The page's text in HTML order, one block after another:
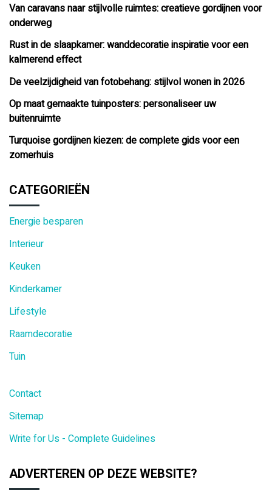
Van caravans naar stijlvolle ruimtes: creatieve gordijnen voor
onderweg
Rust in de slaapkamer: wanddecoratie inspiratie voor een
kalmerend effect
De veelzijdigheid van fotobehang: stijlvol wonen in 2026
Op maat gemaakte tuinposters: personaliseer uw
buitenruimte
Turquoise gordijnen kiezen: de complete gids voor een
zomerhuis
CATEGORIEËN
Energie besparen
Interieur
Keuken
Kinderkamer
Lifestyle
Raamdecoratie
Tuin
Contact
Sitemap
Write for Us - Complete Guidelines
ADVERTEREN OP DEZE WEBSITE?